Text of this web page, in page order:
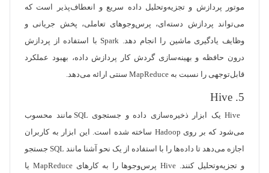
موتور پردازش و تجزیه‌وتحلیل داده سریع و انعطاف‌پذیر است که
می‌تواند پردازش دسته‌ای، پرس‌وجوهای تعاملی، پخش جریانی و
وظایف یادگیری ماشین را انجام دهد. Spark با استفاده از پردازش
درون حافظه و بهینه‌سازی گردش کار پردازش داده، بهبود عملکرد
قابل‌توجهی را نسبت به MapReduce سنتی ارائه می‌دهد.
5. Hive
Hive یک ابزار ذخیره‌سازی داده و جستجوی SQL مانند محسوب
می‌شود که بر روی Hadoop ساخته شده است. این ابزار به کاربران
اجازه می‌دهد تا داده‌ها را با استفاده از یک نحو آشنا مانند SQL جستجو
و تجزیه‌وتحلیل کنند. Hive پرس‌وجوها را به کارهای MapReduce یا